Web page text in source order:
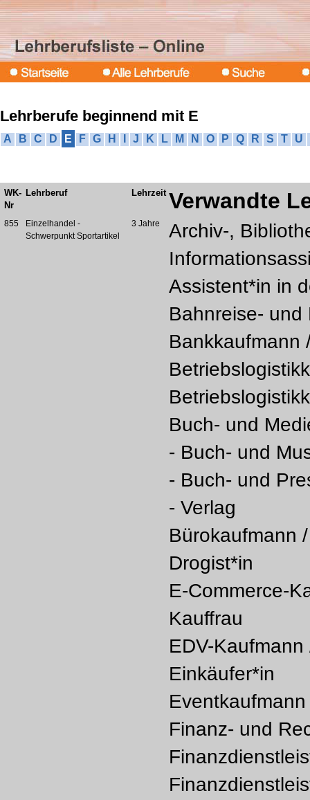
Lehrberufe beginnend mit E
A B C D E F G H J K L M N O P Q R S T U
WK-
Nr
Lehrberuf Lehrzeit Verwandte
855
Einzelhandel -
Schwerpunkt Sportartikel
3 Jahre
Archiv-,
Assistent*in in
Bahnreise- und
Bankkaufmann
Buch- und
- Buch- und
- Buch- und
- Verlag
Bürokaufmann
Drogist*in
E-Commerce-
Kauffrau
EDV-
Einkäufer*in
Finanz- und